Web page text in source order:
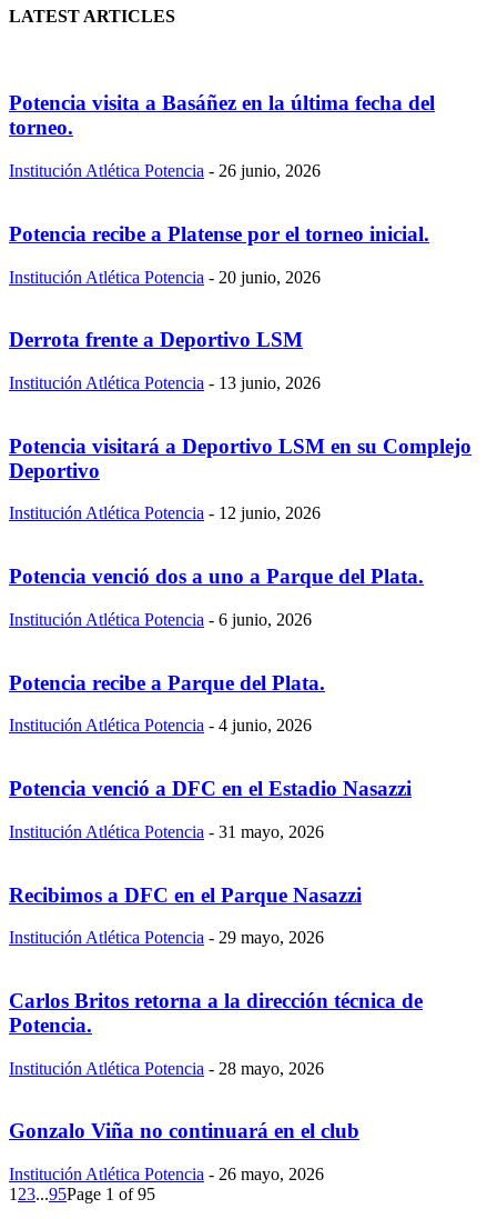
LATEST ARTICLES
Potencia visita a Basáñez en la última fecha del
torneo.
Institución Atlética Potencia - 26 junio, 2026
Potencia recibe a Platense por el torneo inicial.
Institución Atlética Potencia - 20 junio, 2026
Derrota frente a Deportivo LSM
Institución Atlética Potencia - 13 junio, 2026
Potencia visitará a Deportivo LSM en su Complejo
Deportivo
Institución Atlética Potencia - 12 junio, 2026
Potencia venció dos a uno a Parque del Plata.
Institución Atlética Potencia - 6 junio, 2026
Potencia recibe a Parque del Plata.
Institución Atlética Potencia - 4 junio, 2026
Potencia venció a DFC en el Estadio Nasazzi
Institución Atlética Potencia - 31 mayo, 2026
Recibimos a DFC en el Parque Nasazzi
Institución Atlética Potencia - 29 mayo, 2026
Carlos Britos retorna a la dirección técnica de
Potencia.
Institución Atlética Potencia - 28 mayo, 2026
Gonzalo Viña no continuará en el club
Institución Atlética Potencia - 26 mayo, 2026
1 23...95Page 1 of 95